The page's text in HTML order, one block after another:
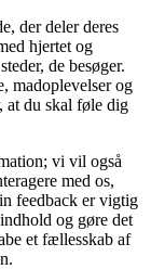
der deler deres
hjertet og
de besøger.
madoplevelser og
at du skal føle dig
vi vil også
med os,
feedback er vigtig
og gøre det
et fællesskab af